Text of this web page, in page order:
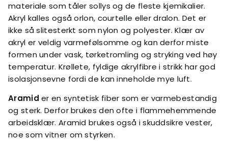
materiale som tåler sollys og de fleste kjemikalier.
Akryl kalles også orlon, courtelle eller dralon. Det er
ikke så slitesterkt som nylon og polyester. Klær av
akryl er veldig varmefølsomme og kan derfor miste
formen under vask, tørketromling og stryking ved høy
temperatur. Krøllete, fyldige akrylfibre i strikk har god
isolasjonsevne fordi de kan inneholde mye luft.
Aramid er en syntetisk fiber som er varmebestandig
og sterk. Derfor brukes den ofte i flammehemmende
arbeidsklær. Aramid brukes også i skuddsikre vester,
noe som vitner om styrken.